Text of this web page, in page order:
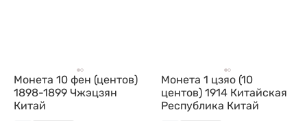
Монета 10 фен (центов)
1898-1899 Чжэцзян
Китай
Монета 1 цзяо (10
центов) 1914 Китайская
Республика Китай